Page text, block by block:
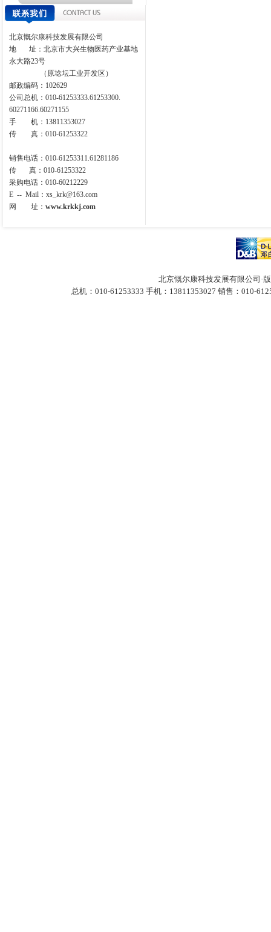
北京慨尔康科技发展有限公司
地
址：北京市大兴生物医药产业基地
永大路23号
（原埝坛工业开发区）
邮政编码： 102629
公司总机：010-61253333.61253300.
60271166.60271155
手 机：13811353027
传 真：010-61253322
销售电话：010-61253311.61281186
传 真：010-61253322
采购电话：010-60212229
E -- Mail ： xs_krk@163.com
网 址： www.krkkj.com
北京慨尔康科技发展有限公司·
总机：010-61253333 手机：13811353027 销售：010-